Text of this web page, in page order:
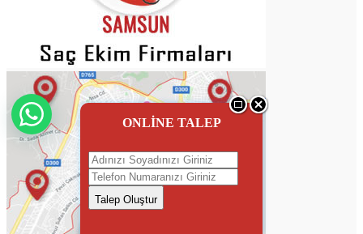
ONLİNE TALEP
Talep Oluştur